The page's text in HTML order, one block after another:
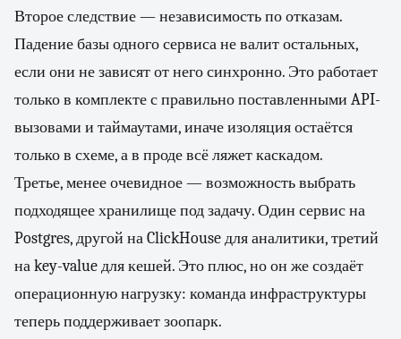
Второе следствие — независимость по отказам.
Падение базы одного сервиса не валит остальных,
если они не зависят от него синхронно. Это работает
только в комплекте с правильно поставленными API-
вызовами и таймаутами, иначе изоляция остаётся
только в схеме, а в проде всё ляжет каскадом.
Третье, менее очевидное — возможность выбрать
подходящее хранилище под задачу. Один сервис на
Postgres, другой на ClickHouse для аналитики, третий
на key-value для кешей. Это плюс, но он же создаёт
операционную нагрузку: команда инфраструктуры
теперь поддерживает зоопарк.